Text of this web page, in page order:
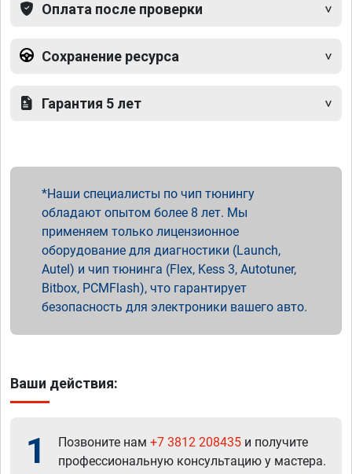
Оплата после проверки
Сохранение ресурса
Гарантия 5 лет
Наши специалисты по чип тюнингу
обладают опытом более 8 лет. Мы
применяем только лицензионное
оборудование для диагностики (Launch,
Autel) и чип тюнинга (Flex, Kess 3, Autotuner,
Bitbox, PCMFlash), что гарантирует
безопасность для электроники вашего авто.
Ваши действия:
1 Позвоните нам +7 3812 208435 и получите
профессиональную консультацию у мастера.